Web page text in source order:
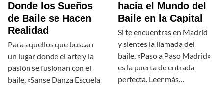
Donde los Sueños
de Baile se Hacen
Realidad
Para aquellos que buscan
un lugar donde el arte y la
pasión se fusionan con el
baile, «Sanse Danza Escuela
hacia el Mundo del
Baile en la Capital
Si te encuentras en Madrid
y sientes la llamada del
baile, «Paso a Paso Madrid»
es la puerta de entrada
perfecta. Leer más…